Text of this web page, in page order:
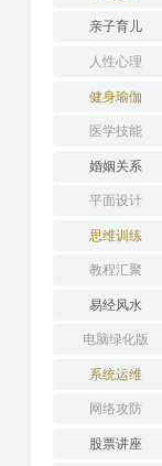
亲子育儿
人性心理
健身瑜伽
医学技能
婚姻关系
平面设计
思维训练
教程汇聚
易经风水
电脑绿化版
系统运维
网络攻防
股票讲座